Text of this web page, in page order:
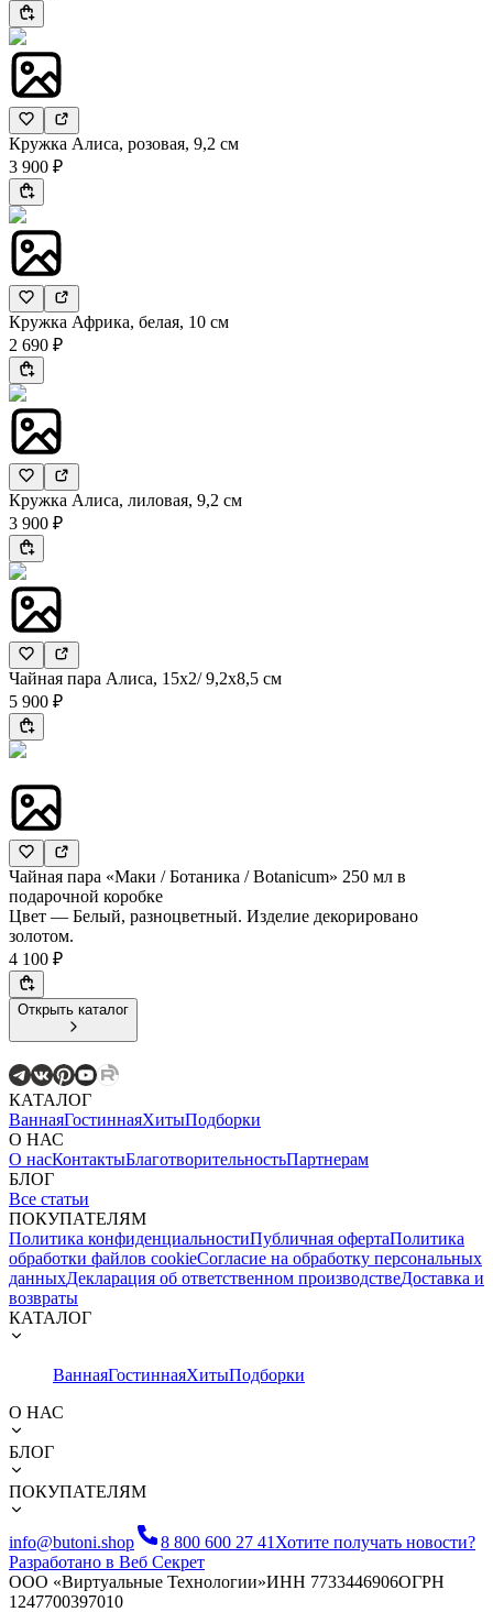
Кружка Алиса, розовая, 9,2 см
3 900 ₽
Кружка Африка, белая, 10 см
2 690 ₽
Кружка Алиса, лиловая, 9,2 см
3 900 ₽
Чайная пара Алиса, 15х2/ 9,2х8,5 см
5 900 ₽
Чайная пара «Маки / Ботаника / Botanicum» 250 мл в
подарочной коробке
Цвет — Белый, разноцветный. Изделие декорировано
золотом.
4 100 ₽
Открыть каталог
КАТАЛОГ
ВаннаяГостиннаяХитыПодборки
О НАС
О насКонтактыБлаготворительностьПартнерам
БЛОГ
Все статьи
ПОКУПАТЕЛЯМ
Политика конфиденциальностиПубличная офертаПолитика
обработки файлов cookieСогласие на обработку персональных
данныхДекларация об ответственном производствеДоставка и
возвраты
КАТАЛОГ
ВаннаяГостиннаяХитыПодборки
О НАС
БЛОГ
ПОКУПАТЕЛЯМ
info@butoni.shop 8 800 600 27 41 Хотите получать новости?
Разработано в Веб Секрет
ООО «Виртуальные Технологии»ИНН 7733446906ОГРН
1247700397010